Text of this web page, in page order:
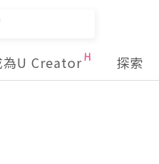
為U Creator 探索